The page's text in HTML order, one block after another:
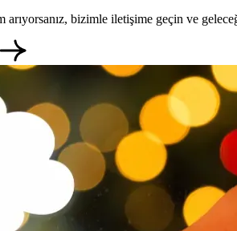
bizimle iletişime geçin ve